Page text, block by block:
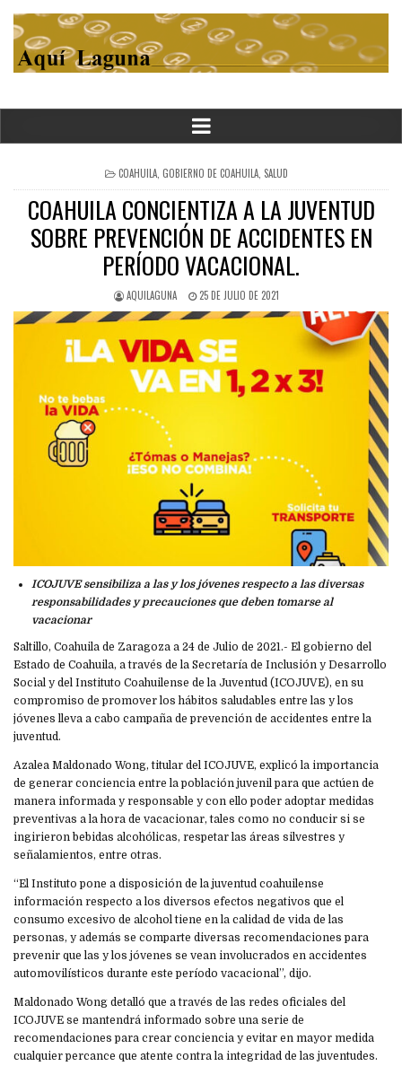
POSTED
IN
COAHUILA GOBIERNO DE COAHUILA SALUD
COAHUILA CONCIENTIZA A LA JUVENTUD
SOBRE PREVENCIÓN DE ACCIDENTES EN
PERÍODO VACACIONAL.
AQUILAGUNA 25 DE JULIO DE 2021
ICOJUVE sensibiliza a las y los jóvenes respecto a las diversas
responsabilidades y precauciones que deben tomarse al
vacacionar
Saltillo, Coahuila de Zaragoza a 24 de Julio de 2021.- El gobierno del
Estado de Coahuila, a través de la Secretaría de Inclusión y Desarrollo
Social y del Instituto Coahuilense de la Juventud (ICOJUVE), en su
compromiso de promover los hábitos saludables entre las y los
jóvenes lleva a cabo campaña de prevención de accidentes entre la
juventud.
Azalea Maldonado Wong, titular del ICOJUVE, explicó la importancia
de generar conciencia entre la población juvenil para que actúen de
manera informada y responsable y con ello poder adoptar medidas
preventivas a la hora de vacacionar, tales como no conducir si se
ingirieron bebidas alcohólicas, respetar las áreas silvestres y
señalamientos, entre otras.
“El Instituto pone a disposición de la juventud coahuilense
información respecto a los diversos efectos negativos que el
consumo excesivo de alcohol tiene en la calidad de vida de las
personas, y además se comparte diversas recomendaciones para
prevenir que las y los jóvenes se vean involucrados en accidentes
automovilísticos durante este período vacacional”, dijo.
Maldonado Wong detalló que a través de las redes oficiales del
ICOJUVE se mantendrá informado sobre una serie de
recomendaciones para crear conciencia y evitar en mayor medida
cualquier percance que atente contra la integridad de las juventudes.